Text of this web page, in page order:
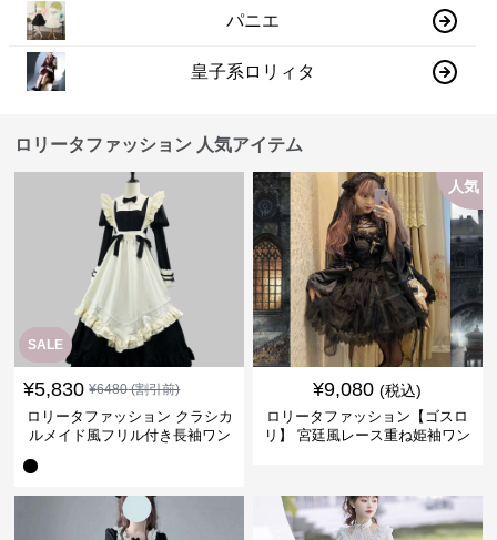
パニエ
皇子系ロリィタ
ロリータファッション 人気アイテム
SALE
¥5,830 ¥6480(割引前)
ロリータファッション クラシカ
ルメイド風フリル付き長袖ワン
人気
¥9,080 (税込)
ロリータファッション【ゴスロ
リ】 宮廷風レース重ね姫袖ワン